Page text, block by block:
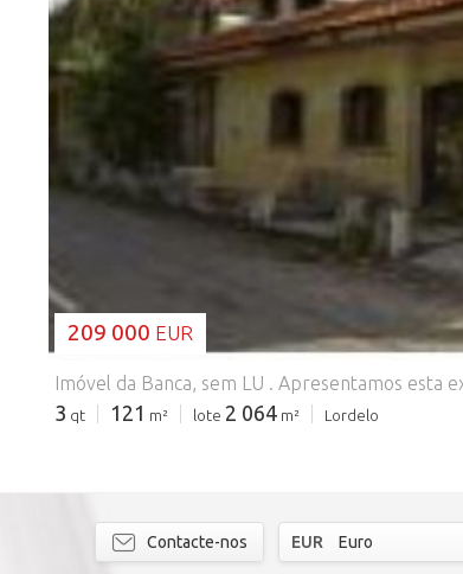
A CARREGAR...
209 000 EUR
3 qt 121 m² lote 2 064m² Lordelo
Contacte-nos EUR Euro